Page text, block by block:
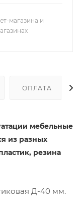
магазина и
ОПЛАТА
мебельные
из разных
резина
Д-40 мм.